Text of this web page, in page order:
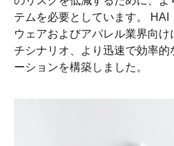
テムを必要としています。
ウェアおよびアパレル業界向
チシナリオ、より迅速で効率的
ーションを構築しました。